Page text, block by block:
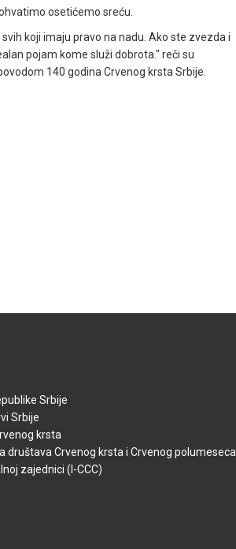
osetićemo sreću.
koji imaju pravo na nadu. Ako ste zvezda i
pojam kome služi dobrota." reči su
140 godina Crvenog krsta Srbije.
Srbije
Srbije
krsta
društava Crvenog krsta i Crvenog polumeseca
zajednici (I-CCC)